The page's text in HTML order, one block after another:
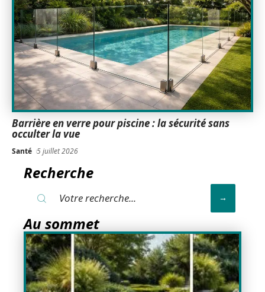
Barrière en verre pour piscine : la sécurité sans
occulter la vue
Santé 5 juillet 2026
Recherche
Au sommet